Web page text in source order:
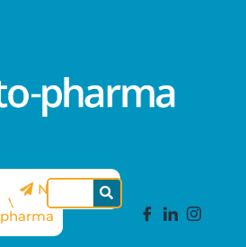
Sitio
Véto-
pharma
Newsletter